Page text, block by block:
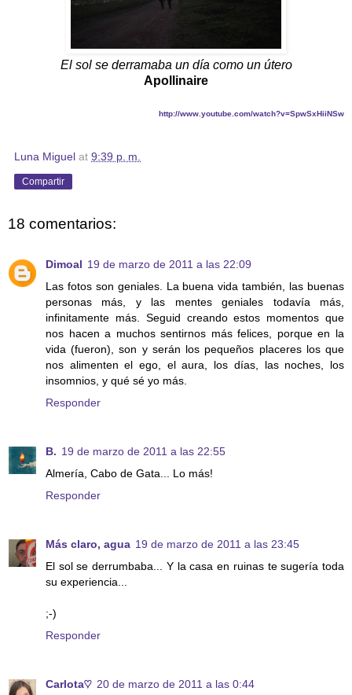
El sol se derramaba un día como un útero
Apollinaire
http://www.youtube.com/watch?v=SpwSxHiiNSw
Luna Miguel at 9:39 p. m.
Compartir
18 comentarios:
Dimoal 19 de marzo de 2011 a las 22:09
Las fotos son geniales. La buena vida también, las buenas
personas más, y las mentes geniales todavía más,
infinitamente más. Seguid creando estos momentos que
nos hacen a muchos sentirnos más felices, porque en la
vida (fueron), son y serán los pequeños placeres los que
nos alimenten el ego, el aura, los días, las noches, los
insomnios, y qué sé yo más.
Responder
B. 19 de marzo de 2011 a las 22:55
Almería, Cabo de Gata... Lo más!
Responder
Más claro, agua 19 de marzo de 2011 a las 23:45
El sol se derrumbaba... Y la casa en ruinas te sugería toda
su experiencia...
;-)
Responder
Carlota♡ 20 de marzo de 2011 a las 0:44